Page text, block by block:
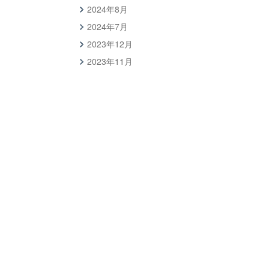
2024年8月
2024年7月
2023年12月
2023年11月